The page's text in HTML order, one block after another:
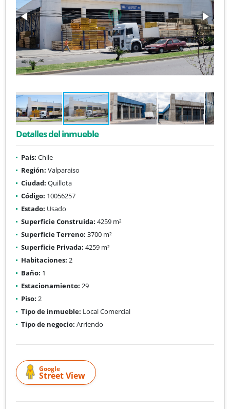
Detalles del inmueble
País: Chile
Región: Valparaiso
Ciudad: Quillota
Código: 10056257
Estado: Usado
Superficie Construida: 4259 m²
Superficie Terreno: 3700 m²
Superficie Privada: 4259 m²
Habitaciones: 2
Baño: 1
Estacionamiento: 29
Piso: 2
Tipo de inmueble: Local Comercial
Tipo de negocio: Arriendo
Google
Street View